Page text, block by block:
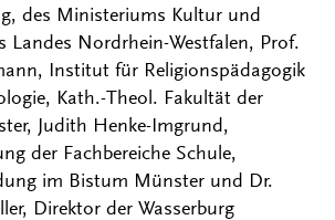
des Ministeriums Kultur und
Landes Nordrhein-Westfalen, Prof.
Institut für Religionspädagogik
Kath.-Theol. Fakultät der
Judith Henke-Imgrund,
der Fachbereiche Schule,
im Bistum Münster und Dr.
Direktor der Wasserburg